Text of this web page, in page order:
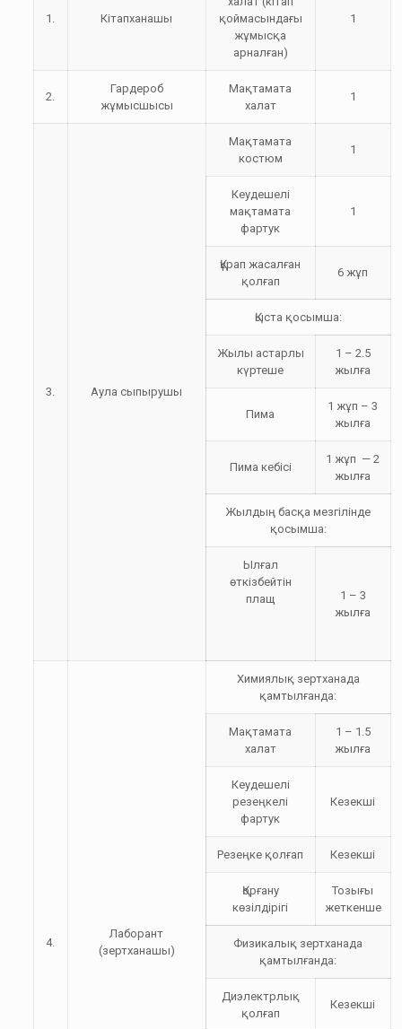
1. Кітапханашы
қоймасындағы
жұмысқа
арналған)
1
2.
Гардероб
жұмысшысы
Мақтамата
халат
1
3. Аула сыпырушы
Мақтамата
костюм
1
Кеудешелі
мақтамата
фартук
1
Құрап жасалған
қолғап
6 жұп
Қыста қосымша:
Жылы астарлы
күртеше
1 – 2.5
жылға
Пима
1 жұп – 3
жылға
Пима кебісі
1 жұп — 2
жылға
Жылдың басқа мезгілінде
қосымша:
Ылғал
өткізбейтін
плащ
1 – 3
жылға
4.
Лаборант
(зертханашы)
Химиялық зертханада
қамтылғанда:
Мақтамата
халат
1 – 1.5
жылға
Кеудешелі
резеңкелі
фартук
Кезекші
Резеңке қолғап Кезекші
Қорғану
көзілдірігі
Тозығы
жеткенше
Физикалық зертханада
қамтылғанда:
Диэлектрлық
қолғап
Кезекші